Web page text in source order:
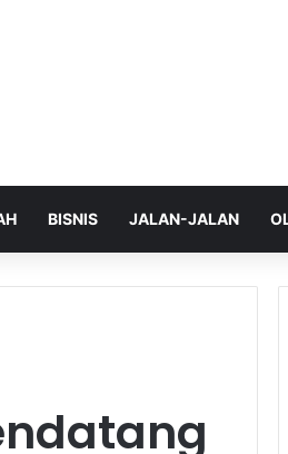
BISNIS JALAN-JALAN